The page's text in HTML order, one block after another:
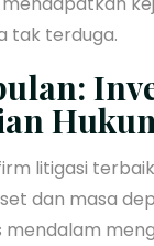
tak terduga.
litigasi
dan masa
mendalam